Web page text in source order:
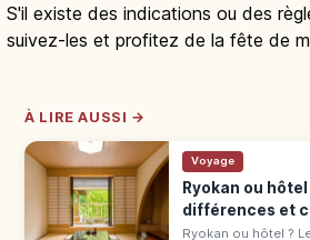
S'il existe des indications ou des
suivez-les et profitez de la fête de
À LIRE AUSSI →
Voyage
Ryokan ou
différences et
Ryokan ou hôtel ?